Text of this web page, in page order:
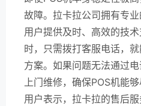
故障。拉卡拉公司拥有专
用户提供及时、高效的技
时，只需拨打客服电话，
方案。如果问题无法通过
上门维修，确保POS机能
用户表示，拉卡拉的售后服